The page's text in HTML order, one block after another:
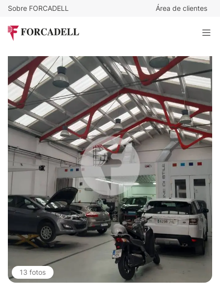
Sobre FORCADELL Área de clientes
1.050.000
de Sants. IE-224017
13 fotos